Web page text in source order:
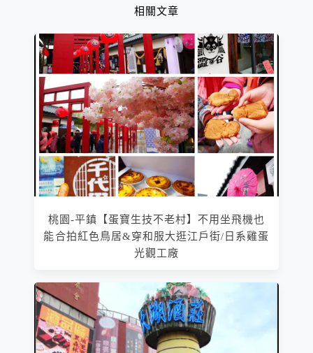
相關文章
桃園-平鎮【蛋寶生技不老村】不用坐飛機也
能合拍紅色鳥居&穿和服大逛江戶街/日系雞蛋
光觀工廠